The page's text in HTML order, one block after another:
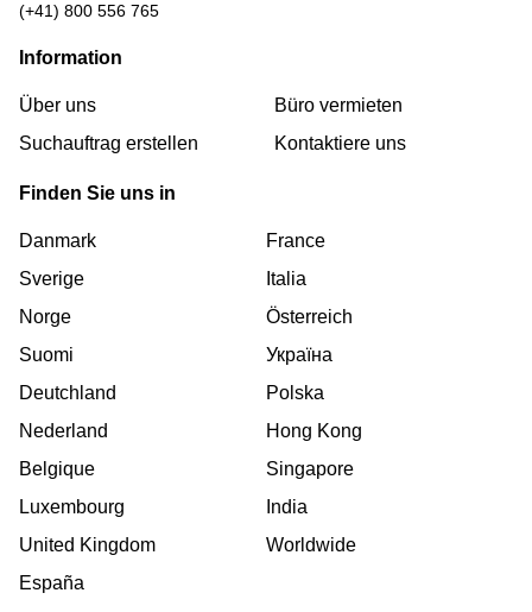
(+41) 800 556 765
Information
Über uns
Suchauftrag erstellen
Büro vermieten
Kontaktiere uns
Finden Sie uns in
Danmark
Sverige
Norge
Suomi
Deutchland
Nederland
Belgique
Luxembourg
United Kingdom
España
France
Italia
Österreich
Україна
Polska
Hong Kong
Singapore
India
Worldwide